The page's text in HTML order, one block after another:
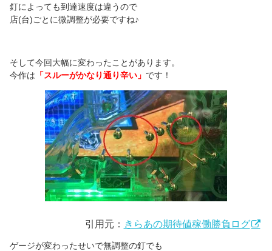
釘によっても到達速度は違うので
店(台)ごとに微調整が必要ですね♪
そして今回大幅に変わったことがあります。
今作は 「スルーがかなり通り辛い」 です！
引用元： きらあの期待値稼働勝負ログ
ゲージが変わったせいで無調整の釘でも